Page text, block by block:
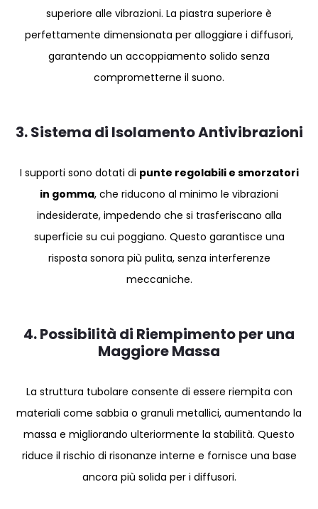
superiore alle vibrazioni. La piastra superiore è
perfettamente dimensionata per alloggiare i diffusori,
garantendo un accoppiamento solido senza
comprometterne il suono.
3. Sistema di Isolamento Antivibrazioni
I supporti sono dotati di punte regolabili e smorzatori
in gomma, che riducono al minimo le vibrazioni
indesiderate, impedendo che si trasferiscano alla
superficie su cui poggiano. Questo garantisce una
risposta sonora più pulita, senza interferenze
meccaniche.
4. Possibilità di Riempimento per una
Maggiore Massa
La struttura tubolare consente di essere riempita con
materiali come sabbia o granuli metallici, aumentando la
massa e migliorando ulteriormente la stabilità. Questo
riduce il rischio di risonanze interne e fornisce una base
ancora più solida per i diffusori.